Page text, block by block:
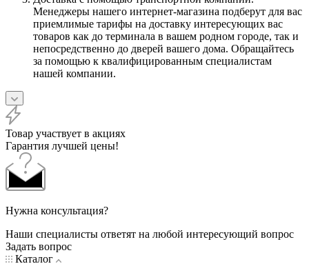
Менеджеры нашего интернет-магазина подберут для вас
приемлимые тарифы на доставку интересующих вас
товаров как до терминала в вашем родном городе, так и
непосредственно до дверей вашего дома. Обращайтесь
за помощью к квалифицированным специалистам
нашей компании.
Товар участвует в акциях
Гарантия лучшей цены!
Нужна консультация?
Наши специалисты ответят на любой интересующий вопрос
Задать вопрос
Каталог